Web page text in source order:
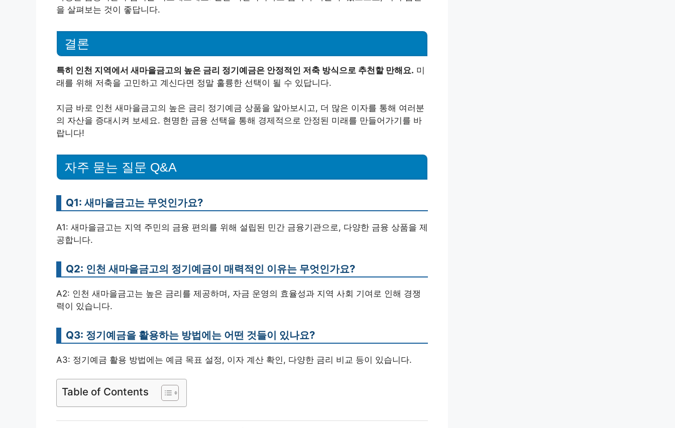
을 살펴보는 것이 좋답니다.
결론
특히 인천 지역에서 새마을금고의 높은 금리 정기예금은 안정적인 저축 방식으로 추천할 만해요. 미
래를 위해 저축을 고민하고 계신다면 정말 훌륭한 선택이 될 수 있답니다.
지금 바로 인천 새마을금고의 높은 금리 정기예금 상품을 알아보시고, 더 많은 이자를 통해 여러분
의 자산을 증대시켜 보세요. 현명한 금융 선택을 통해 경제적으로 안정된 미래를 만들어가기를 바
랍니다!
자주 묻는 질문 Q&A
Q1: 새마을금고는 무엇인가요?
A1: 새마을금고는 지역 주민의 금융 편의를 위해 설립된 민간 금융기관으로, 다양한 금융 상품을 제
공합니다.
Q2: 인천 새마을금고의 정기예금이 매력적인 이유는 무엇인가요?
A2: 인천 새마을금고는 높은 금리를 제공하며, 자금 운영의 효율성과 지역 사회 기여로 인해 경쟁
력이 있습니다.
Q3: 정기예금을 활용하는 방법에는 어떤 것들이 있나요?
A3: 정기예금 활용 방법에는 예금 목표 설정, 이자 계산 확인, 다양한 금리 비교 등이 있습니다.
Table of Contents